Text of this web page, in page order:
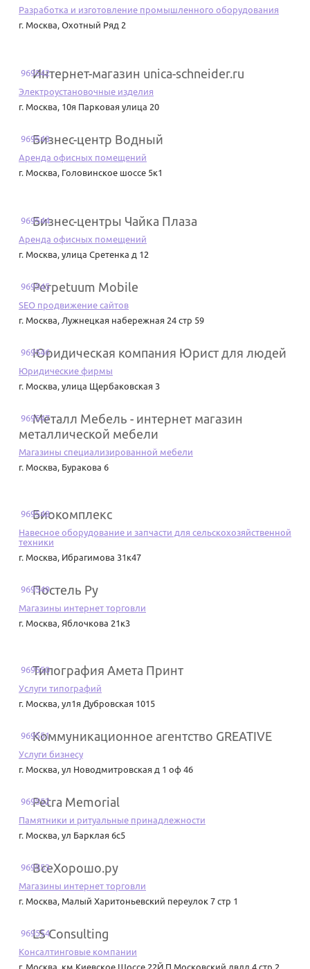
Разработка и изготовление промышленного оборудования
г. Москва, Охотный Ряд 2
969542
Интернет-магазин unica-schneider.ru
Электроустановочные изделия
г. Москва, 10я Парковая улица 20
969543
Бизнес-центр Водный
Аренда офисных помещений
г. Москва, Головинское шоссе 5к1
969544
Бизнес-центры Чайка Плаза
Аренда офисных помещений
г. Москва, улица Сретенка д 12
969545
Perpetuum Mobile
SEO продвижение сайтов
г. Москва, Лужнецкая набережная 24 стр 59
969546
Юридическая компания Юрист для людей
Юридические фирмы
г. Москва, улица Щербаковская 3
969547
Металл Мебель - интернет магазин
металлической мебели
Магазины специализированной мебели
г. Москва, Буракова 6
969548
Биокомплекс
Навесное оборудование и запчасти для сельскохозяйственной
техники
г. Москва, Ибрагимова 31к47
969549
Постель Ру
Магазины интернет торговли
г. Москва, Яблочкова 21к3
969550
Типография Амета Принт
Услуги типографий
г. Москва, ул1я Дубровская 1015
969551
Коммуникационное агентство GREATIVE
Услуги бизнесу
г. Москва, ул Новодмитровская д 1 оф 46
969552
Petra Memorial
Памятники и ритуальные принадлежности
г. Москва, ул Барклая 6с5
969553
ВсеХорошо.ру
Магазины интернет торговли
г. Москва, Малый Харитоньевский переулок 7 стр 1
969554
LS Consulting
Консалтинговые компании